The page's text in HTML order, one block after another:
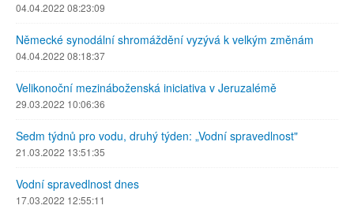
04.04.2022 08:23:09
Německé synodální shromáždění vyzývá k velkým změnám
04.04.2022 08:18:37
Velikonoční mezináboženská iniciativa v Jeruzalémě
29.03.2022 10:06:36
Sedm týdnů pro vodu, druhý týden: „Vodní spravedlnost"
21.03.2022 13:51:35
Vodní spravedlnost dnes
17.03.2022 12:55:11